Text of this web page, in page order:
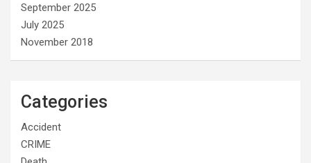
September 2025
July 2025
November 2018
Categories
Accident
CRIME